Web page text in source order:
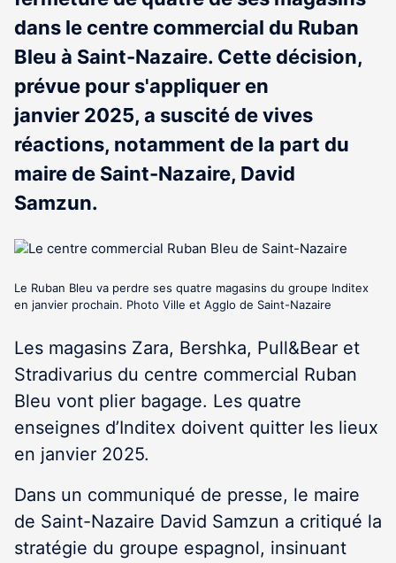
dans le centre commercial du Ruban
Bleu à Saint-Nazaire. Cette décision,
prévue pour s'appliquer en
janvier 2025, a suscité de vives
réactions, notamment de la part du
maire de Saint-Nazaire, David
Samzun.
Le Ruban Bleu va perdre ses quatre magasins du groupe Inditex
en janvier prochain. Photo Ville et Agglo de Saint-Nazaire
Les magasins Zara, Bershka, Pull&Bear et
Stradivarius du centre commercial Ruban
Bleu vont plier bagage. Les quatre
enseignes d’Inditex doivent quitter les lieux
en janvier 2025.
Dans un communiqué de presse, le maire
de Saint-Nazaire David Samzun a critiqué la
stratégie du groupe espagnol, insinuant